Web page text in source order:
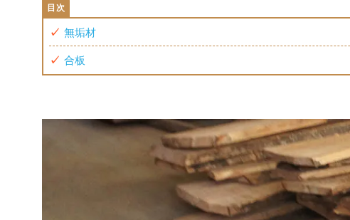
無垢材
合板